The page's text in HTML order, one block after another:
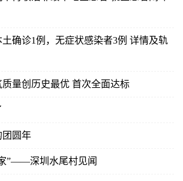
土确诊1例，无症状感染者3例 详情及轨
质量创历史最优 首次全面达标
团圆年
”——深圳水尾村见闻